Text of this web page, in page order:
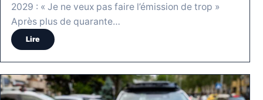
2029 : « Je ne veux pas faire l’émission de trop »
Après plus de quarante…
Lire